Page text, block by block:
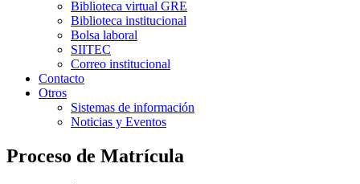
Biblioteca virtual GRE
Biblioteca institucional
Bolsa laboral
SIITEC
Correo institucional
Contacto
Otros
Sistemas de información
Noticias y Eventos
Proceso de Matrícula